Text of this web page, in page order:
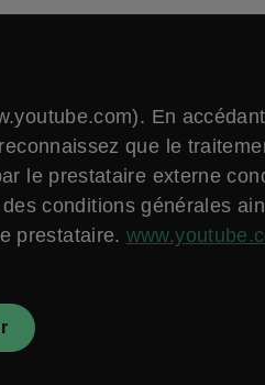
En
que le
le prestataire externe
conditions générales
prestataire.